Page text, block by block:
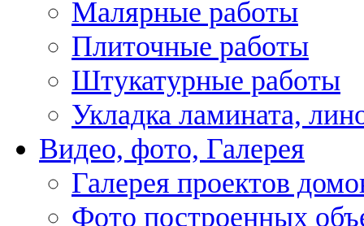
Малярные работы
Плиточные работы
Штукатурные работы
Укладка ламината,
Видео, фото, Галерея
Галерея проектов
Фото построенных